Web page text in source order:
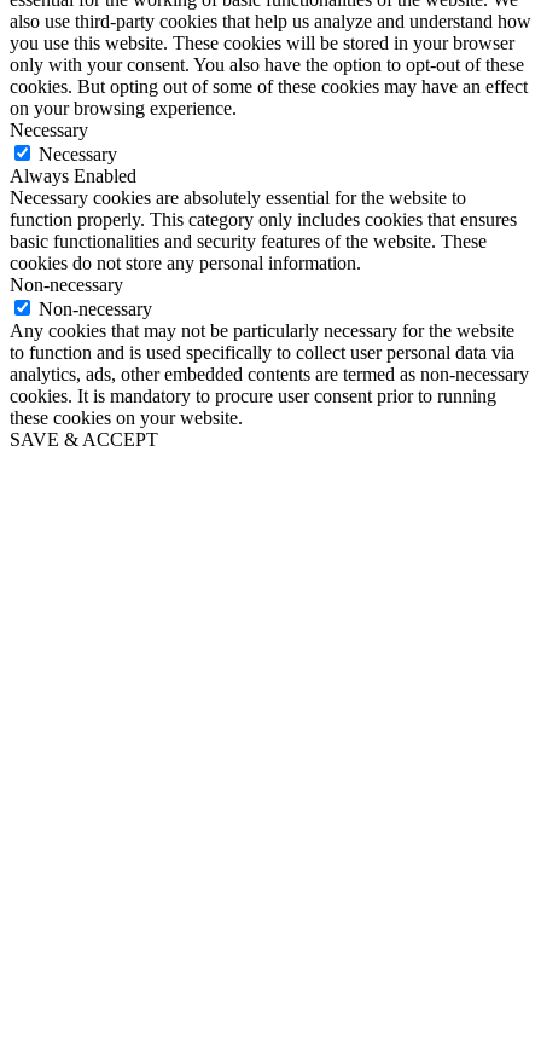
also use third-party cookies that help us analyze and understand how
you use this website. These cookies will be stored in your browser
only with your consent. You also have the option to opt-out of these
cookies. But opting out of some of these cookies may have an effect
on your browsing experience.
Necessary
Necessary
Always Enabled
Necessary cookies are absolutely essential for the website to
function properly. This category only includes cookies that ensures
basic functionalities and security features of the website. These
cookies do not store any personal information.
Non-necessary
Non-necessary
Any cookies that may not be particularly necessary for the website
to function and is used specifically to collect user personal data via
analytics, ads, other embedded contents are termed as non-necessary
cookies. It is mandatory to procure user consent prior to running
these cookies on your website.
SAVE & ACCEPT